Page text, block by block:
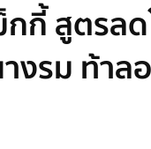
กกี้ สูตรล
รม ท้าล